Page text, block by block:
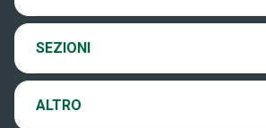
EuroJackpot
VinciCasa
SEZIONI
Ultima estrazione
Archivio estrazioni
ALTRO
Contatti
Notifiche